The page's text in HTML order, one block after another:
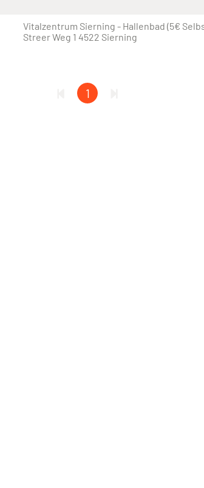
Vitalzentrum Sierning - Hallenbad (5€
Streer Weg 1 4522 Sierning
1